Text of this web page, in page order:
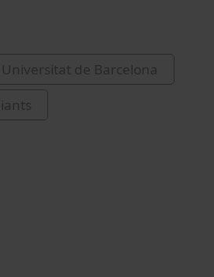
Universitat de Barcelona